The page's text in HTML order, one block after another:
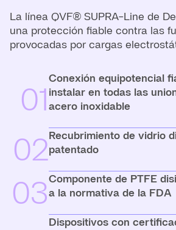
La línea QVF® SUPRA-Line de
una protección fiable contra las
provocadas por cargas
01
Conexión equipotencial
instalar en todas las
acero inoxidable
02Recubrimiento de vidrio
patentado
03Componente de PTFE
a la normativa de la FDA
Dispositivos con